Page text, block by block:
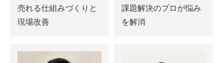
売れる仕組みづくりと
現場改善
課題解決のプロが悩み
を解消